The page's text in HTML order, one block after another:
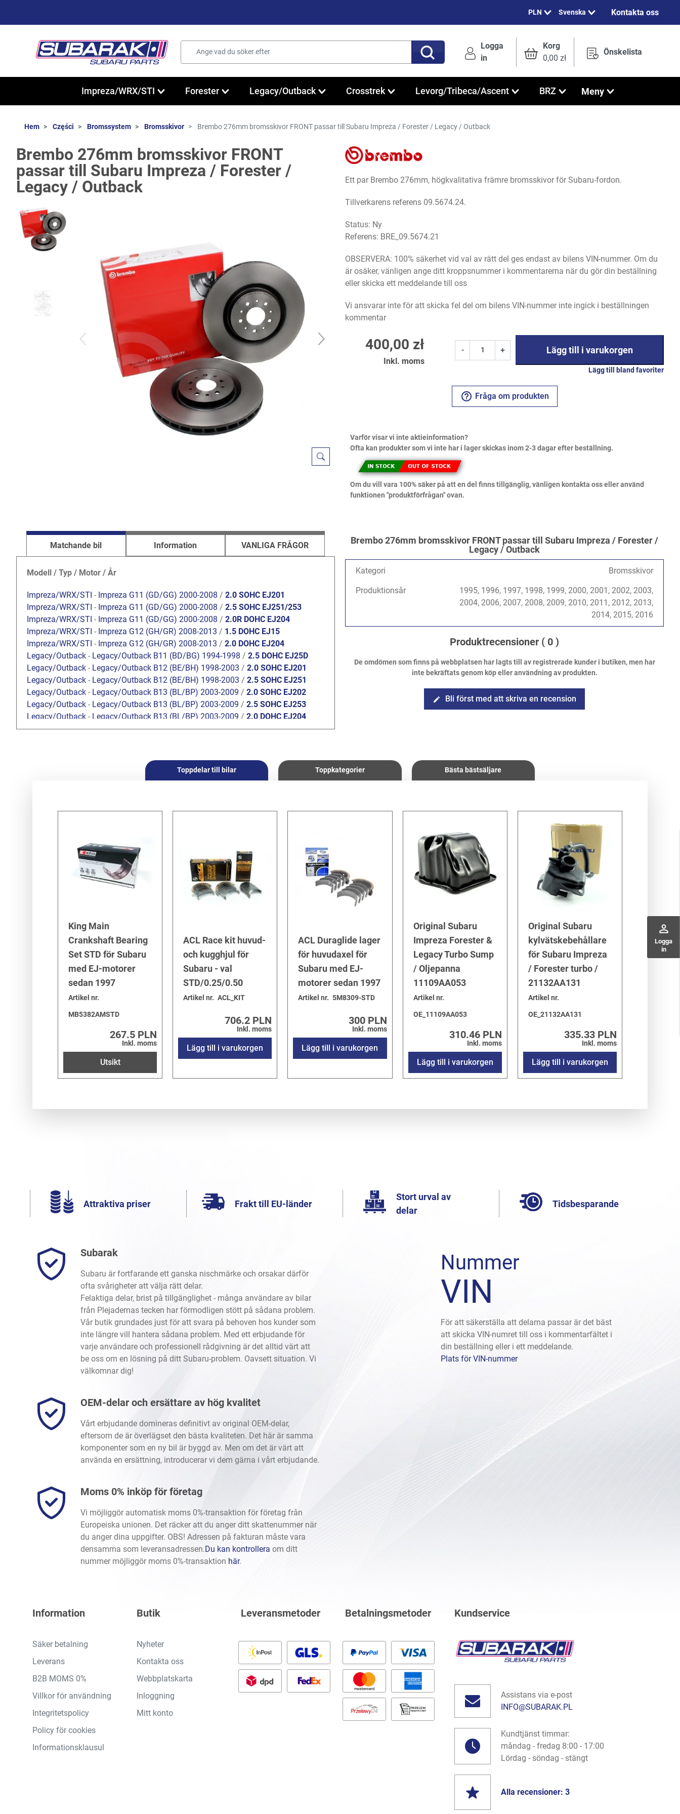
Svenska Kontakta oss
Logga
in
Korg
0,00 zł
Önskelista
perm_identity
Logga
in
Impreza/WRX/STI Forester Legacy/Outback Crosstrek Levorg/Tribeca/Ascent BRZ Meny
Hem Części Bromssystem Bromsskivor Brembo 276mm bromsskivor FRONT passar till Subaru Impreza / Forester / Legacy / Outback
Brembo 276mm bromsskivor FRONT
passar till Subaru Impreza / Forester /
Legacy / Outback
Ett par Brembo 276mm, högkvalitativa främre bromsskivor för Subaru-fordon.
Tillverkarens referens 09.5674.24.
Status: Ny
Referens: BRE_09.5674.21
OBSERVERA: 100% säkerhet vid val av rätt del ges endast av bilens VIN-nummer. Om du
är osäker, vänligen ange ditt kroppsnummer i kommentarerna när du gör din beställning
eller skicka ett meddelande till oss
Vi ansvarar inte för att skicka fel del om bilens VIN-nummer inte ingick i beställningen
kommentar
400,00 zł
Inkl. moms
- + Lägg till i varukorgen
Lägg till bland favoriter
help_outline Fråga om produkten
Varför visar vi inte aktieinformation?
Ofta kan produkter som vi inte har i lager skickas inom 2-3 dagar efter beställning.
Om du vill vara 100% säker på att en del finns tillgänglig, vänligen kontakta oss eller använd
funktionen "produktförfrågan" ovan.
Matchande bil Information VANLIGA FRÅGOR
Modell / Typ / Motor / År
Impreza/WRX/STI - Impreza G11 (GD/GG) 2000-2008 / 2.0 SOHC EJ201
Impreza/WRX/STI - Impreza G11 (GD/GG) 2000-2008 / 2.5 SOHC EJ251/253
Impreza/WRX/STI - Impreza G11 (GD/GG) 2000-2008 / 2.0R DOHC EJ204
Impreza/WRX/STI - Impreza G12 (GH/GR) 2008-2013 / 1.5 DOHC EJ15
Impreza/WRX/STI - Impreza G12 (GH/GR) 2008-2013 / 2.0 DOHC EJ204
Legacy/Outback - Legacy/Outback B11 (BD/BG) 1994-1998 / 2.5 DOHC EJ25D
Legacy/Outback - Legacy/Outback B12 (BE/BH) 1998-2003 / 2.0 SOHC EJ201
Legacy/Outback - Legacy/Outback B12 (BE/BH) 1998-2003 / 2.5 SOHC EJ251
Legacy/Outback - Legacy/Outback B13 (BL/BP) 2003-2009 / 2.0 SOHC EJ202
Legacy/Outback - Legacy/Outback B13 (BL/BP) 2003-2009 / 2.5 SOHC EJ253
Legacy/Outback - Legacy/Outback B13 (BL/BP) 2003-2009 / 2.0 DOHC EJ204
Legacy/Outback-Legacy/Outback B14 (BM/BR) 2010-2014/2.5 SOHC EJ25
Forester S10 (SF) 1997-2002
2.0 Turbo
2.0 EJ201 SOHC
Crosstrek-Crosstrek / XV G33 (GP) 2012-2017/1.6i FB16
Brembo 276mm bromsskivor FRONT passar till Subaru Impreza / Forester /
Legacy / Outback
Kategori Bromsskivor
Produktionsår
1995, 1996, 1997, 1998, 1999, 2000, 2001, 2002, 2003,
2004, 2006, 2007, 2008, 2009, 2010, 2011, 2012, 2013,
2014, 2015, 2016
Produktrecensioner ( 0 )
De omdömen som finns på webbplatsen har lagts till av registrerade kunder i butiken, men har
inte bekräftats genom köp eller användning av produkten.
edit Bli först med att skriva en recension
Toppdelar till bilar Toppkategorier Bästa bästsäljare
King Main
Crankshaft Bearing
Set STD för Subaru
med EJ-motorer
sedan 1997
Artikel nr.
MB5382AMSTD
267.5 PLN
Inkl. moms
Utsikt
ACL Race kit huvud-
och kugghjul för
Subaru - val
STD/0.25/0.50
Artikel nr. ACL_KIT
706.2 PLN
Inkl. moms
Lägg till i varukorgen
ACL Duraglide lager
för huvudaxel för
Subaru med EJ-
motorer sedan 1997
Artikel nr. 5M8309-STD
300 PLN
Inkl. moms
Lägg till i varukorgen
Original Subaru
Impreza Forester &
Legacy Turbo Sump
/ Oljepanna
11109AA053
Artikel nr.
OE_11109AA053
310.46 PLN
Inkl. moms
Lägg till i varukorgen
Original Subaru
kylvätskebehållare
för Subaru Impreza
/ Forester turbo /
21132AA131
Artikel nr.
OE_21132AA131
335.33 PLN
Inkl. moms
Lägg till i varukorgen
Attraktiva priser Frakt till EU-länder
Stort urval av
delar
Tidsbesparande
Subarak
Subaru är fortfarande ett ganska nischmärke och orsakar därför
ofta svårigheter att välja rätt delar.
Felaktiga delar, brist på tillgänglighet - många användare av bilar
från Plejadernas tecken har förmodligen stött på sådana problem.
Vår butik grundades just för att svara på behoven hos kunder som
inte längre vill hantera sådana problem. Med ett erbjudande för
varje användare och professionell rådgivning är det alltid värt att
be oss om en lösning på ditt Subaru-problem. Oavsett situation. Vi
välkomnar dig!
OEM-delar och ersättare av hög kvalitet
Vårt erbjudande domineras definitivt av original OEM-delar,
eftersom de är överlägset den bästa kvaliteten. Det här är samma
komponenter som en ny bil är byggd av. Men om det är värt att
använda en ersättning, introducerar vi dem gärna i vårt erbjudande.
Moms 0% inköp för företag
Vi möjliggör automatisk moms 0%-transaktion för företag från
Europeiska unionen. Det räcker att du anger ditt skattenummer när
du anger dina uppgifter. OBS! Adressen på fakturan måste vara
densamma som leveransadressen.Du kan kontrollera om ditt
nummer möjliggör moms 0%-transaktion här.
Nummer
VIN
För att säkerställa att delarna passar är det bäst
att skicka VIN-numret till oss i kommentarfältet i
din beställning eller i ett meddelande.
Plats för VIN-nummer
Information
Säker betalning
Leverans
B2B MOMS 0%
Villkor för användning
Integritetspolicy
Policy för cookies
Informationsklausul
Butik
Nyheter
Kontakta oss
Webbplatskarta
Inloggning
Mitt konto
Leveransmetoder Betalningsmetoder Kundservice
Assistans via e-post
INFO@SUBARAK.PL
Kundtjänst timmar:
måndag - fredag 8:00 - 17:00
Lördag - söndag - stängt
Alla recensioner: 3